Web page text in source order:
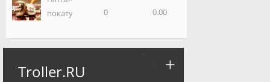
покатушки
0 0.00
Troller.RU